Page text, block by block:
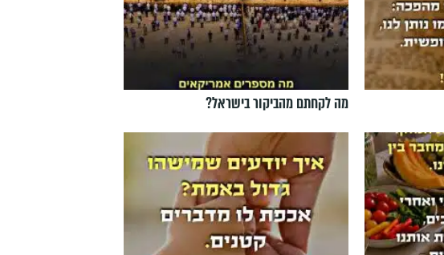
מה לקחתם מהביקור בישראל?